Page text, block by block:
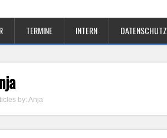
TERMINE INTERN DATENSCHUTZ
by: Anja